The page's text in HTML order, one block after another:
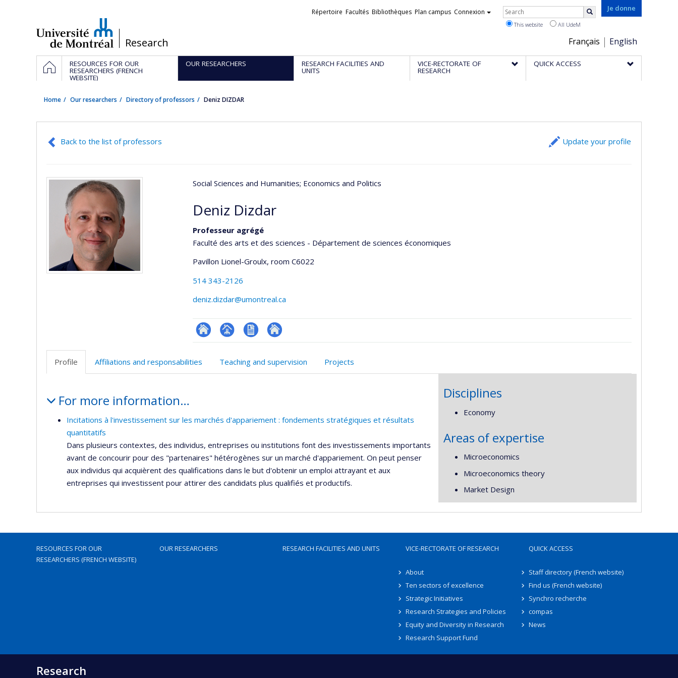
/Research
Je donne
Choix
de
la
Français English
Liens
Répertoire Facultés Bibliothèques Plan campus Connexion Rechercher
This website All UdeM
Navigation
principale
HOMERESOURCES FOR OUR
RESEARCHERS (FRENCH
WEBSITE)
OUR RESEARCHERS RESEARCH FACILITIES AND
UNITS
VICE-RECTORATE OF
RESEARCH
QUICK ACCESS
Home Our researchers Directory of professors Deniz DIZDAR
Back to the list of professors Update your profile
Social Sciences and Humanities; Economics and Politics
Deniz Dizdar
Professeur agrégé
Faculté des arts et des sciences - Département de sciences économiques
Pavillon Lionel-Groulx, room C6022
514 343-2126
deniz.dizdar@umontreal.ca
ResearchGate
Page
(faculté,département,école)
CV
anglais
Autre
web
Profile Affiliations and responsabilities Teaching and supervision Projects
For more information…
Incitations à l'investissement sur les marchés d'appariement : fondements stratégiques et résultats
quantitatifs
Dans plusieurs contextes, des individus, entreprises ou institutions font des investissements importants
avant de concourir pour des "partenaires" hétérogènes sur un marché d'appariement. On peut penser
aux individus qui acquièrent des qualifications dans le but d'obtenir un emploi attrayant et aux
entreprises qui investissent pour attirer des candidats plus qualifiés et productifs.
Disciplines
Economy
Areas of expertise
Microeconomics
Microeconomics theory
Market Design
RESOURCES FOR OUR
RESEARCHERS (FRENCH WEBSITE)
OUR RESEARCHERS RESEARCH FACILITIES AND UNITS VICE-RECTORATE OF RESEARCH
About
Ten sectors of excellence
Strategic Initiatives
Research Strategies and Policies
Equity and Diversity in Research
Research Support Fund
QUICK ACCESS
Staff directory (French website)
Find us (French website)
Synchro recherche
compas
News
Research